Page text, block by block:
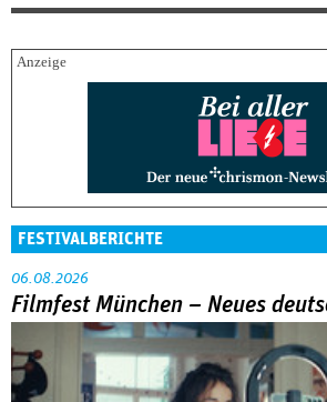
FESTIVALBERICHTE
06.08.2026
Filmfest München – Neues